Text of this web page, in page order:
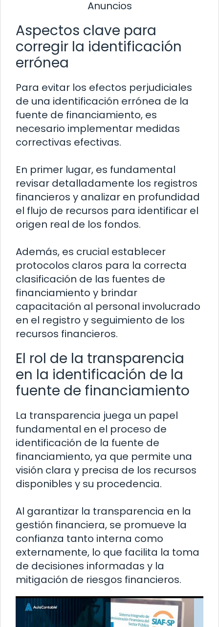
Anuncios
Aspectos clave para
corregir la identificación
errónea
Para evitar los efectos perjudiciales
de una identificación errónea de la
fuente de financiamiento, es
necesario implementar medidas
correctivas efectivas.
En primer lugar, es fundamental
revisar detalladamente los registros
financieros y analizar en profundidad
el flujo de recursos para identificar el
origen real de los fondos.
Además, es crucial establecer
protocolos claros para la correcta
clasificación de las fuentes de
financiamiento y brindar
capacitación al personal involucrado
en el registro y seguimiento de los
recursos financieros.
El rol de la transparencia
en la identificación de la
fuente de financiamiento
La transparencia juega un papel
fundamental en el proceso de
identificación de la fuente de
financiamiento, ya que permite una
visión clara y precisa de los recursos
disponibles y su procedencia.
Al garantizar la transparencia en la
gestión financiera, se promueve la
confianza tanto interna como
externamente, lo que facilita la toma
de decisiones informadas y la
mitigación de riesgos financieros.